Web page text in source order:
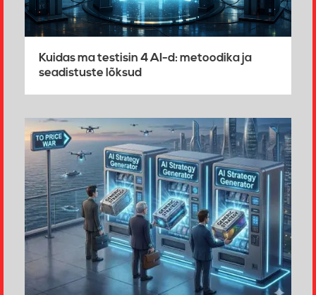
Kuidas ma testisin 4 AI-d: metoodika ja
seadistuste lõksud